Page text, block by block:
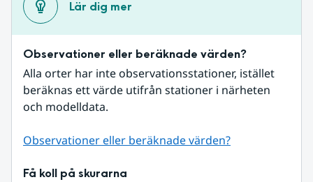
Lär dig mer
Observationer eller beräknade värden?
Alla orter har inte observationsstationer, istället
beräknas ett värde utifrån stationer i närheten
och modelldata.
Observationer eller beräknade värden?
Få koll på skurarna